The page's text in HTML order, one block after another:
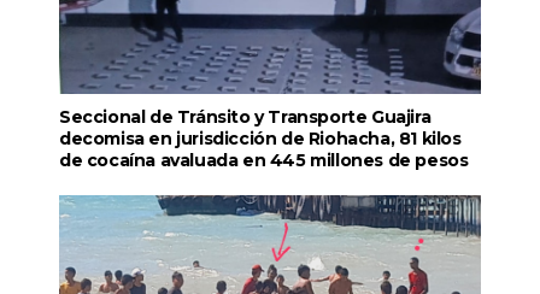
Seccional de Tránsito y Transporte Guajira
decomisa en jurisdicción de Riohacha, 81 kilos
de cocaína avaluada en 445 millones de pesos